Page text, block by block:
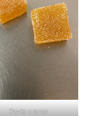
Pavés ananas